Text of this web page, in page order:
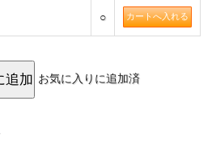
○
お気に入りに追加済